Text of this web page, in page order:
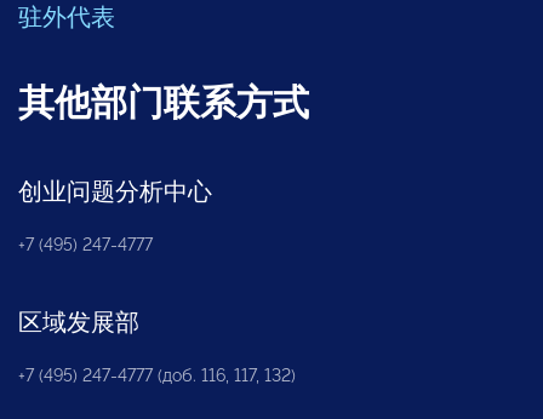
驻外代表
其他部门联系方式
创业问题分析中心
+7 (495) 247-4777
区域发展部
+7 (495) 247-4777 (доб. 116, 117, 132)